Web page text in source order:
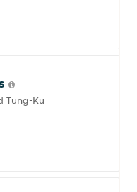
Tung-Ku